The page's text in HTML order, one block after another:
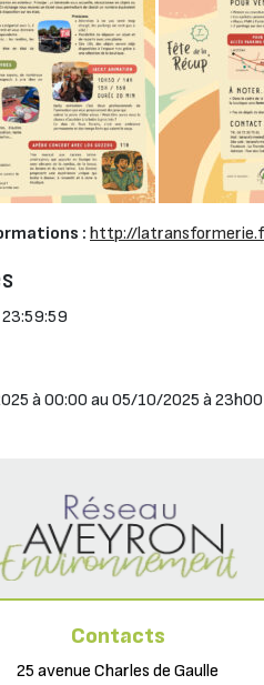
: http://
à 00:00 au 05/10/2025 à 23h00
Contacts
25 avenue Charles de Gaulle